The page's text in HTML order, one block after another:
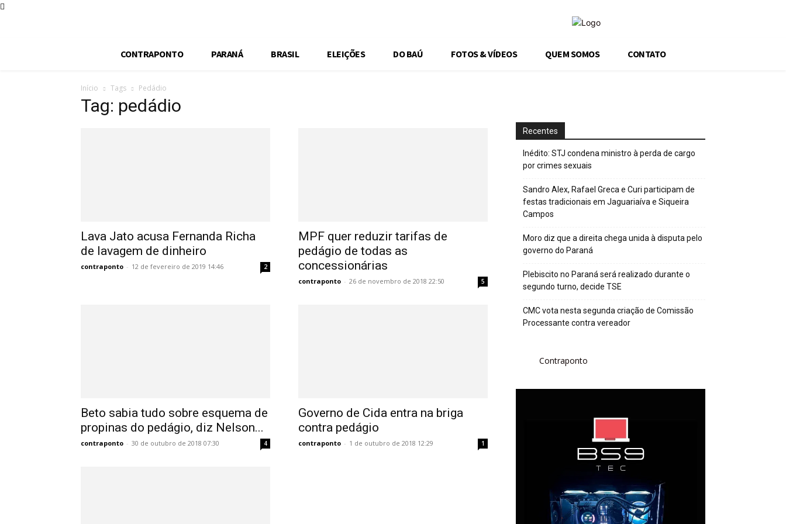
CONTRAPONTO PARANÁ BRASIL ELEIÇÕES DO BAÚ FOTOS & VÍDEOS QUEM SOMOS CONTATO
Início Tags Pedádio
Tag: pedádio
Lava Jato acusa Fernanda Richa
de lavagem de dinheiro
contraponto - 12 de fevereiro de 2019 14:46 2
MPF quer reduzir tarifas de
pedágio de todas as
concessionárias
contraponto - 26 de novembro de 2018 22:50 5
Beto sabia tudo sobre esquema de
propinas do pedágio, diz Nelson...
contraponto - 30 de outubro de 2018 07:30 4
Governo de Cida entra na briga
contra pedágio
contraponto - 1 de outubro de 2018 12:29 1
Recentes
Inédito: STJ condena ministro à perda de cargo
por crimes sexuais
Sandro Alex, Rafael Greca e Curi participam de
festas tradicionais em Jaguariaíva e Siqueira
Campos
Moro diz que a direita chega unida à disputa pelo
governo do Paraná
Plebiscito no Paraná será realizado durante o
segundo turno, decide TSE
CMC vota nesta segunda criação de Comissão
Processante contra vereador
Contraponto